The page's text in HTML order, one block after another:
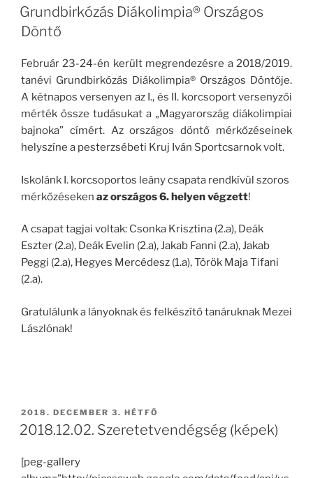
Grundbirkózás Diákolimpia® Országos
Döntő
Február 23-24-én került megrendezésre a 2018/2019.
tanévi Grundbirkózás Diákolimpia® Országos Döntője.
A kétnapos versenyen az I., és II. korcsoport versenyzői
mérték össze tudásukat a „Magyarország diákolimpiai
bajnoka” címért. Az országos döntő mérkőzéseinek
helyszíne a pesterzsébeti Kruj Iván Sportcsarnok volt.
Iskolánk I. korcsoportos leány csapata rendkívül szoros
mérkőzéseken az országos 6. helyen végzett!
A csapat tagjai voltak: Csonka Krisztina (2.a), Deák
Eszter (2.a), Deák Evelin (2.a), Jakab Fanni (2.a), Jakab
Peggi (2.a), Hegyes Mercédesz (1.a), Török Maja Tifani
(2.a).
Gratulálunk a lányoknak és felkészítő tanáruknak Mezei
Lászlónak!
BEKÜLDVE:
2018. DECEMBER 3. HÉTFŐ
2018.12.02. Szeretetvendégség (képek)
[peg-gallery